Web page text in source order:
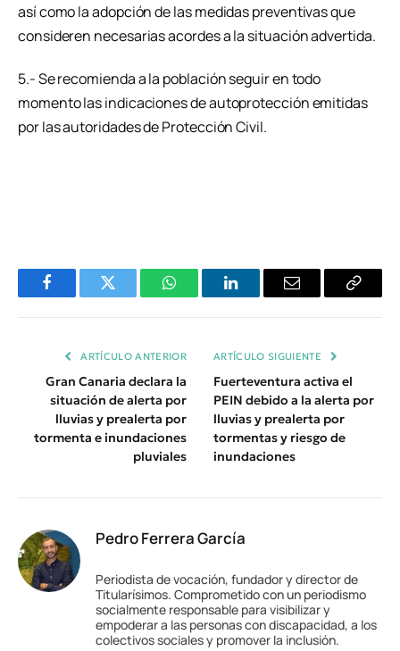
así como la adopción de las medidas preventivas que
consideren necesarias acordes a la situación advertida.
5.- Se recomienda a la población seguir en todo
momento las indicaciones de autoprotección emitidas
por las autoridades de Protección Civil.
FacebookTwitter WhatsAppLinkedInEmail
Copiar
ARTÍCULO ANTERIOR
Gran Canaria declara la
situación de alerta por
lluvias y prealerta por
tormenta e inundaciones
pluviales
ARTÍCULO SIGUIENTE
Fuerteventura activa el
PEIN debido a la alerta por
lluvias y prealerta por
tormentas y riesgo de
inundaciones
Pedro Ferrera García
Periodista de vocación, fundador y director de
Titularísimos. Comprometido con un periodismo
socialmente responsable para visibilizar y
empoderar a las personas con discapacidad, a los
colectivos sociales y promover la inclusión.